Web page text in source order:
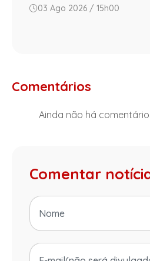
03 Ago 2026 / 15h00
Comentários
Ainda não há
Comentar